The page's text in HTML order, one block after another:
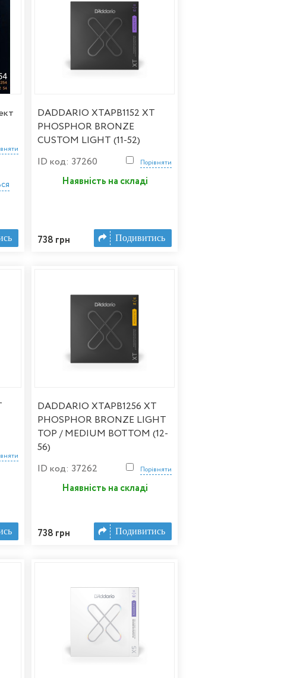
DADDARIO XTAPB1152 XT
PHOSPHOR BRONZE
CUSTOM LIGHT (11-52)
Порівняти
ID код: 37260
Наявність на складі
738 грн Подивитись
DADDARIO XTAPB1256 XT
PHOSPHOR BRONZE LIGHT
TOP / MEDIUM BOTTOM (12-
56)
Порівняти
ID код: 37262
Наявність на складі
738 грн Подивитись